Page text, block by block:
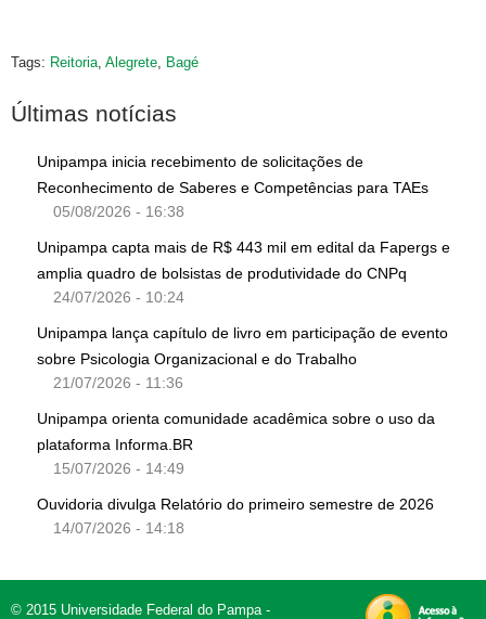
Tags: Reitoria, Alegrete, Bagé
Últimas notícias
Unipampa inicia recebimento de solicitações de
Reconhecimento de Saberes e Competências para TAEs
05/08/2026 - 16:38
Unipampa capta mais de R$ 443 mil em edital da Fapergs e
amplia quadro de bolsistas de produtividade do CNPq
24/07/2026 - 10:24
Unipampa lança capítulo de livro em participação de evento
sobre Psicologia Organizacional e do Trabalho
21/07/2026 - 11:36
Unipampa orienta comunidade acadêmica sobre o uso da
plataforma Informa.BR
15/07/2026 - 14:49
Ouvidoria divulga Relatório do primeiro semestre de 2026
14/07/2026 - 14:18
© 2015 Universidade Federal do Pampa -